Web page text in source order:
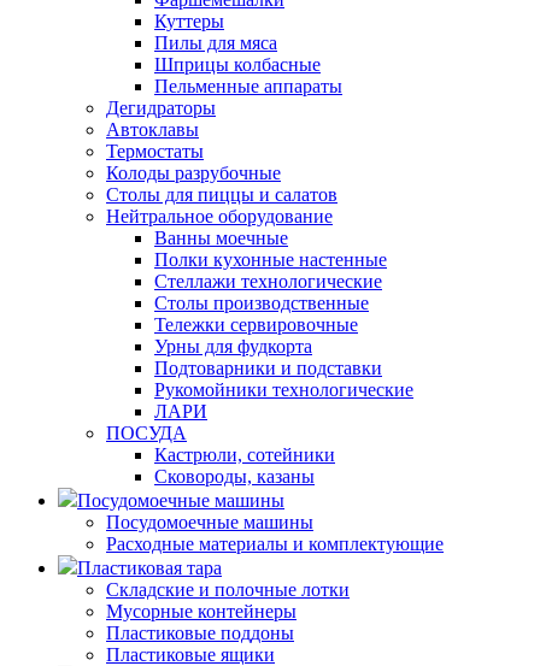
Куттеры
Пилы для мяса
Шприцы колбасные
Пельменные аппараты
Дегидраторы
Автоклавы
Термостаты
Колоды разрубочные
Столы для пиццы и салатов
Нейтральное оборудование
Ванны моечные
Полки кухонные настенные
Стеллажи технологические
Столы производственные
Тележки сервировочные
Урны для фудкорта
Подтоварники и подставки
Рукомойники технологические
ЛАРИ
ПОСУДА
Кастрюли, сотейники
Сковороды, казаны
Посудомоечные машины
Посудомоечные машины
Расходные материалы и комплектующие
Пластиковая тара
Складские и полочные лотки
Мусорные контейнеры
Пластиковые поддоны
Пластиковые ящики